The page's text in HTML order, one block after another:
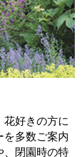
花好きの方に
を多数ご案内
、閉園時の特